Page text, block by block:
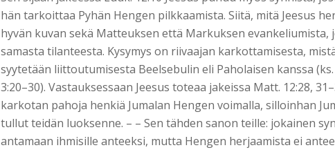
hän tarkoittaa Pyhän Hengen pilkkaamista. Siitä, mitä Jeesus
hyvän kuvan sekä Matteuksen että Markuksen
samasta tilanteesta. Kysymys on riivaajan karkottamisesta,
syytetään liittoutumisesta Beelsebulin eli Paholaisen kanssa
3:20–30). Vastauksessaan Jeesus toteaa jakeissa Matt. 12:28,
karkotan pahoja henkiä Jumalan Hengen voimalla, silloinhan
tullut teidän luoksenne. – – Sen tähden sanon teille: jokainen
antamaan ihmisille anteeksi, mutta Hengen herjaamista ei